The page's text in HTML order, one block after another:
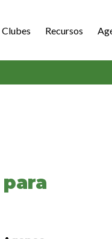
Clubes Recursos